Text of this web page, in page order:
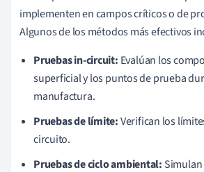
implementen en campos críticos o de
Algunos de los métodos más efectivos
Pruebas in-circuit: Evalúan los
superficial y los puntos de prueba
manufactura.
Pruebas de límite:Verifican los
circuito.
Pruebas de ciclo ambiental: